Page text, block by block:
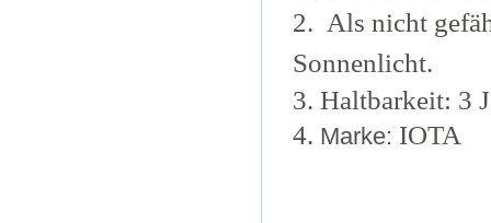
2. Als nicht
Sonnenlicht.
3. Haltbarkeit: 3
4. Marke: IOTA